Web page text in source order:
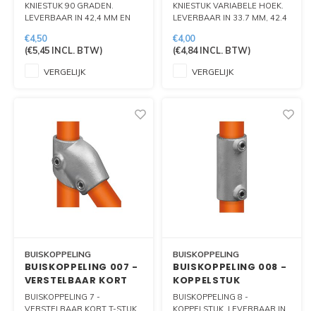
KNIESTUK 90 GRADEN.
LEVERBAAR IN 42,4 MM EN
€4,50
(€5,45INCL. BTW)
VERGELIJK
KNIESTUK VARIABELE HOEK.
LEVERBAAR IN 33.7 MM, 42.4
€4,00
(€4,84INCL. BTW)
VERGELIJK
BUISKOPPELING
BUISKOPPELING 007 -
VERSTELBAAR KORT
T-STUK
BUISKOPPELING 7 -
VERSTELBAAR KORT T-STUK.
BUISKOPPELING
BUISKOPPELING 008 -
KOPPELSTUK
BUISKOPPELING 8 -
KOPPELSTUK. LEVERBAAR IN